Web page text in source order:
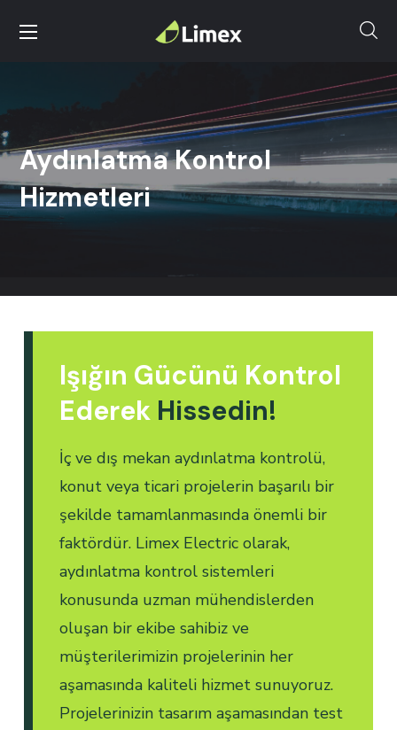
Aydınlatma Kontrol
Hizmetleri
Işığın Gücünü Kontrol
Ederek Hissedin!
İç ve dış mekan aydınlatma kontrolü,
konut veya ticari projelerin başarılı bir
şekilde tamamlanmasında önemli bir
faktördür. Limex Electric olarak,
aydınlatma kontrol sistemleri
konusunda uzman mühendislerden
oluşan bir ekibe sahibiz ve
müşterilerimizin projelerinin her
aşamasında kaliteli hizmet sunuyoruz.
Projelerinizin tasarım aşamasından test